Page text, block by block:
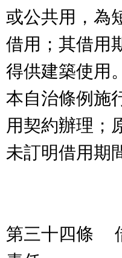
或公共用，為
借用；其借用
得供建築使用。
本自治條例施
用契約辦理；
未訂明借用期
第三十四條